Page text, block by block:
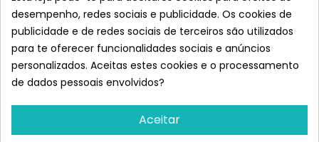
Composição:
Frango fresco (25%), proteína de frango desidratada,
ervilhas, arroz, polpa de maçã, polpa de beterraba,
arroz, fígado de frango hidrolisado, minerais, leveduras,
peixe, krill, sementes de psílio, cenoura, óleo de oliva,
parede celular de levedura hidrolisada (fonte de MOS),
desempenho, redes sociais e publicidade. Os cookies de
publicidade e de redes sociais de terceiros são utilizados
para te oferecer funcionalidades sociais e anúncios
personalizados. Aceitas estes cookies e o processamento
de dados pessoais envolvidos?
Aceitar